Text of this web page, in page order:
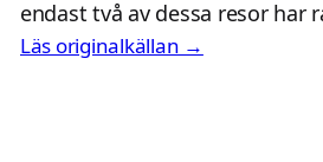
endast två av dessa resor har
Läs originalkällan →